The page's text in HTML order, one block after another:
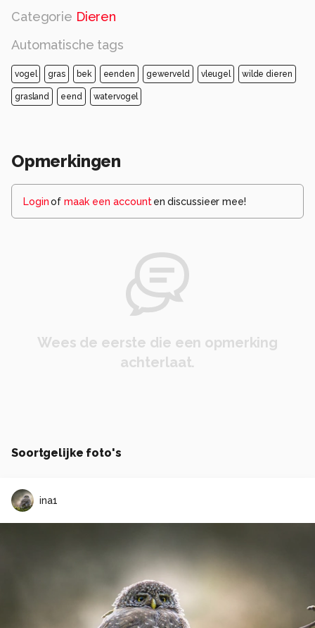
Categorie Dieren
Automatische tags
vogel gras bek eenden gewerveld vleugel wilde dieren
grasland eend watervogel
Opmerkingen
Loginof maak een account en discussieer mee!
Wees de eerste die een opmerking
achterlaat.
Soortgelijke foto's
ina1